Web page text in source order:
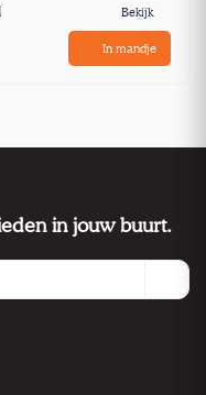
Bekijk
In mandje
in jouw buurt.